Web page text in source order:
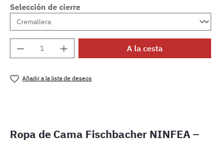
Selección de cierre
Cantidad del producto: introduce la
A la cesta
Añadir a la lista de deseos
Ropa de Cama Fischbacher NINFEA –